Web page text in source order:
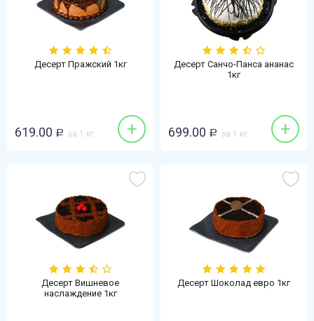
Десерт Пражский 1кг
619.00 Р за 1 кг +
Десерт Санчо-Панса ананас
1кг
699.00 Р за 1 кг +
Десерт Вишневое
наслаждение 1кг
Десерт Шоколад евро 1кг